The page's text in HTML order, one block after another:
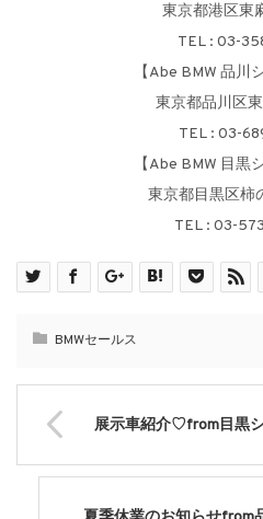
東京都港区東
TEL : 03-
【Abe BMW 品川
東京都品川区
TEL : 03-
【Abe BMW 目黒
東京都目黒区柿
TEL : 03-
BMWセールス
展示車紹介♡from目黒